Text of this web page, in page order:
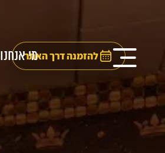
להזמנה דרך האתרמי אנחנו